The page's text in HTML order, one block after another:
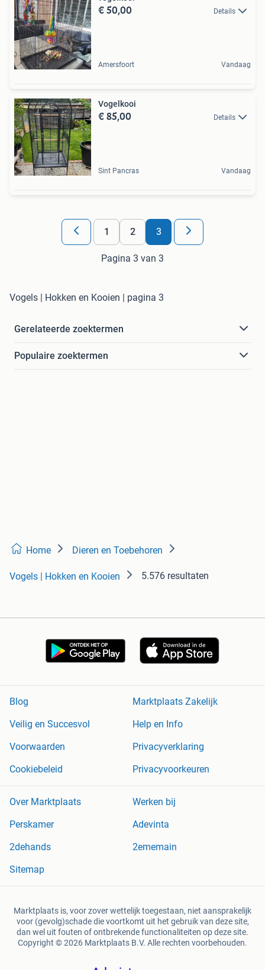
€ 50,00 Details
Amersfoort Vandaag
Vogelkooi
€ 85,00 Details
Sint Pancras Vandaag
1 2 3
Pagina 3 van 3
Vogels | Hokken en Kooien | pagina 3
Gerelateerde zoektermen
Populaire zoektermen
Home Dieren en Toebehoren
Vogels | Hokken en Kooien 5.576 resultaten
Blog
Marktplaats Zakelijk
Veilig en Succesvol
Help en Info
Voorwaarden
Privacyverklaring
Cookiebeleid
Privacyvoorkeuren
Over Marktplaats
Werken bij
Perskamer
Adevinta
2dehands
2ememain
Sitemap
Marktplaats is, voor zover wettelijk toegestaan, niet aansprakelijk
voor (gevolg)schade die voortkomt uit het gebruik van deze site,
dan wel uit fouten of ontbrekende functionaliteiten op deze site.
Copyright © 2026 Marktplaats B.V. Alle rechten voorbehouden.